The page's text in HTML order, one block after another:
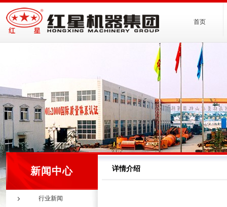
首页
新闻中心
行业新闻
详情介绍